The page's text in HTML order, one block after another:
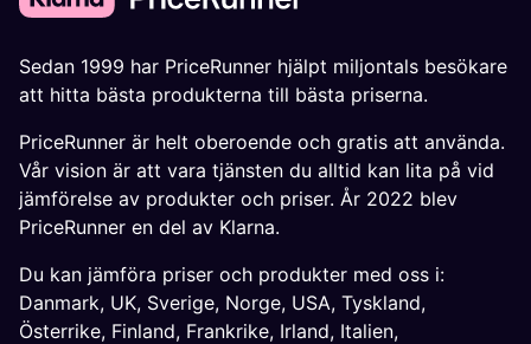
Sedan 1999 har PriceRunner hjälpt miljontals besökare
att hitta bästa produkterna till bästa priserna.
PriceRunner är helt oberoende och gratis att använda.
Vår vision är att vara tjänsten du alltid kan lita på vid
jämförelse av produkter och priser. År 2022 blev
PriceRunner en del av Klarna.
Du kan jämföra priser och produkter med oss i:
Danmark, UK, Sverige, Norge, USA, Tyskland,
Österrike, Finland, Frankrike, Irland, Italien,